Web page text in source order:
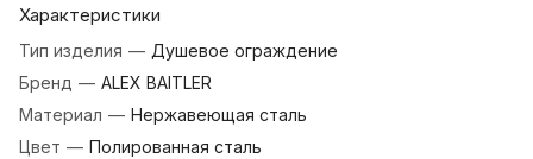
Характеристики
Тип изделия — Душевое ограждение
Бренд — ALEX BAITLER
Материал — Нержавеющая сталь
Цвет — Полированная сталь